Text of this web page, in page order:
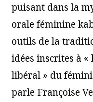
puisant dans la
orale féminine
outils de la
idées inscrites à
libéral » du
parle Françoise